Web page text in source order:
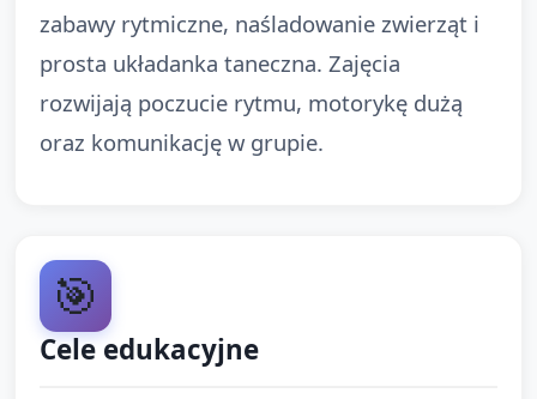
zabawy rytmiczne, naśladowanie zwierząt i
prosta układanka taneczna. Zajęcia
rozwijają poczucie rytmu, motorykę dużą
oraz komunikację w grupie.
🎯
Cele edukacyjne